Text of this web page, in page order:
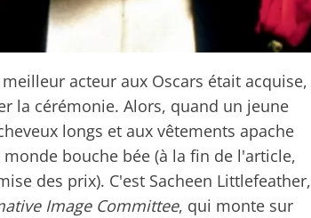
acteur aux Oscars était acquise,
la cérémonie. Alors, quand un jeune
longs et aux vêtements apache
bouche bée (à la fin de l'article,
des prix). C'est Sacheen Littlefeather,
Image Committee, qui monte sur